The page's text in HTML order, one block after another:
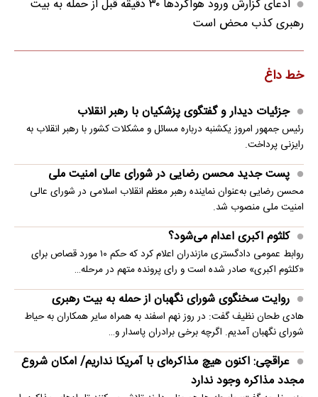
ادعای گزارش ورود هواگردها ٣٠ دقیقه قبل از حمله به بیت
رهبری کذب محض است
خط داغ
جزئیات دیدار و گفتگوی پزشکیان با رهبر انقلاب
رئیس جمهور امروز یکشنبه درباره مسائل و مشکلات کشور با رهبر انقلاب به
رایزنی پرداخت.
پست جدید محسن رضایی در شورای عالی امنیت ملی
محسن رضایی به‌عنوان نماینده رهبر معظم انقلاب اسلامی در شورای عالی
امنیت ملی منصوب شد.
کلثوم اکبری اعدام می‌شود؟
روابط عمومی دادگستری مازندران اعلام کرد که حکم ۱۰ مورد قصاص برای
«کلثوم اکبری» صادر شده است و رای پرونده متهم در مرحله…
روایت سخنگوی شورای نگهبان از حمله به بیت رهبری
هادی طحان نظیف گفت: در روز نهم اسفند به همراه سایر همکاران به حیاط
شورای نگهبان آمدیم. اگرچه برخی برادران پاسدار و…
عراقچی: اکنون هیچ مذاکره‌ای با آمریکا نداریم/ امکان شروع
مجدد مذاکره وجود ندارد